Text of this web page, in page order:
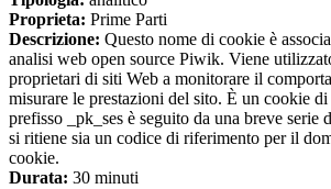
Proprieta: Prime Parti
Descrizione: Questo nome di cookie è
analisi web open source Piwik. Viene
proprietari di siti Web a monitorare il
misurare le prestazioni del sito. È un cookie
prefisso _pk_ses è seguito da una breve serie
si ritiene sia un codice di riferimento per il
cookie.
Durata: 30 minuti